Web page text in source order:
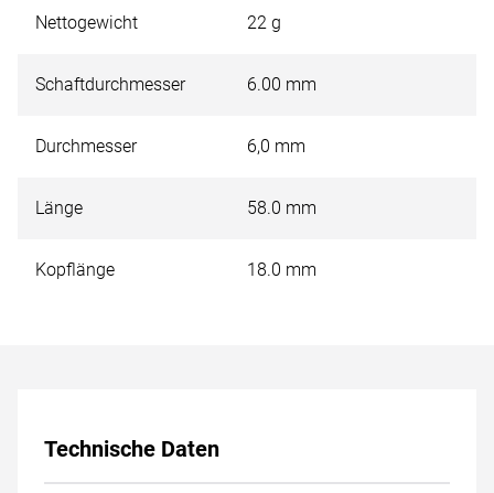
Nettogewicht 22 g
Schaftdurchmesser 6.00 mm
Durchmesser 6,0 mm
Länge 58.0 mm
Kopflänge 18.0 mm
Technische Daten